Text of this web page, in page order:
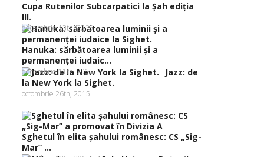
Cupa Rutenilor Subcarpatici la Şah ediţia
III.
decembrie 13th, 2015
Hanuka: sărbătoarea luminii şi a
permanenţei iudaic...
decembrie 11th, 2015
Jazz: de
la New York la Sighet.
octombrie 26th, 2015
Sghetul în elita şahului românesc: CS „Sig-
Mar” ...